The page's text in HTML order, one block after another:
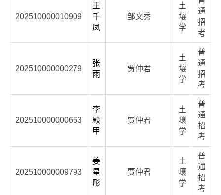
202510000010909
王
千
凤
邹文秀
土
壤
学
通
招
考
202510000000279
张
雨
贾仲君
土
壤
学
普
通
招
考
202510000000663
李
殿
甲
贾仲君
土
壤
学
普
通
招
考
202510000009793
姜
星
彤
贾仲君
土
壤
学
普
通
招
考